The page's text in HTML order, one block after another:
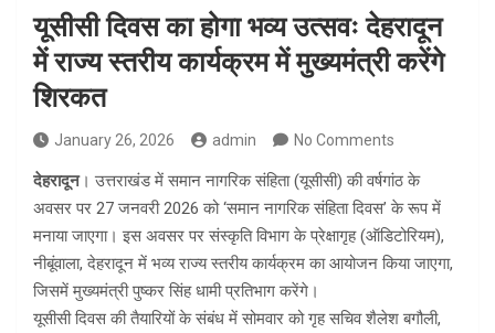
यूसीसी दिवस का होगा भव्य उत्सवः देहरादून
में राज्य स्तरीय कार्यक्रम में मुख्यमंत्री करेंगे
शिरकत
January 26, 2026 admin No Comments
देहरादून। उत्तराखंड में समान नागरिक संहिता (यूसीसी) की वर्षगांठ के
अवसर पर 27 जनवरी 2026 को ‘समान नागरिक संहिता दिवस’ के रूप में
मनाया जाएगा। इस अवसर पर संस्कृति विभाग के प्रेक्षागृह (ऑडिटोरियम),
नीबूंवाला, देहरादून में भव्य राज्य स्तरीय कार्यक्रम का आयोजन किया जाएगा,
जिसमें मुख्यमंत्री पुष्कर सिंह धामी प्रतिभाग करेंगे।
यूसीसी दिवस की तैयारियों के संबंध में सोमवार को गृह सचिव शैलेश बगौली,